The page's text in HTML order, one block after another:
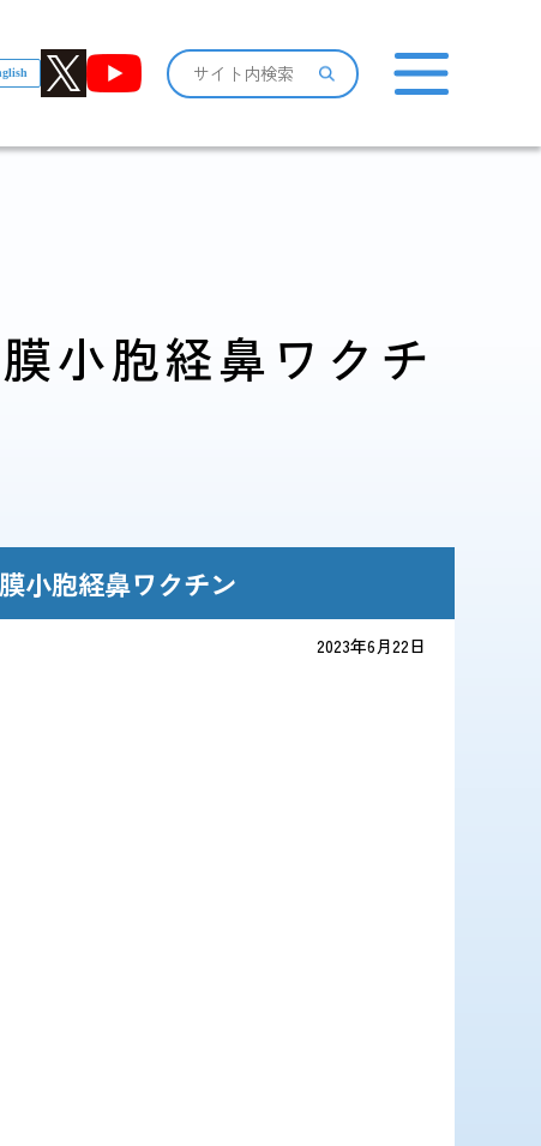
小胞経鼻ワクチ
小胞経鼻ワクチン
2023年6月22日